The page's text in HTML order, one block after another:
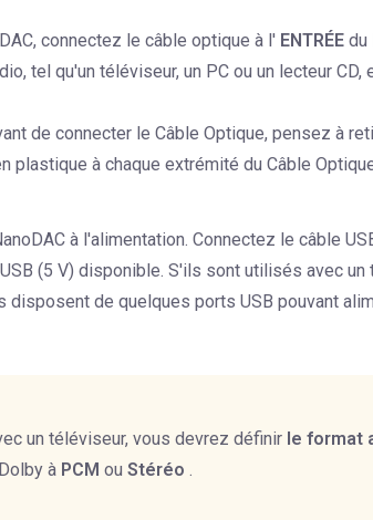
connectez le câble optique à l' ENTRÉE du
tel qu'un téléviseur, un PC ou un lecteur CD,
de connecter le Câble Optique, pensez à
plastique à chaque extrémité du Câble
à l'alimentation. Connectez le câble
(5 V) disponible. S'ils sont utilisés avec un
disposent de quelques ports USB pouvant
un téléviseur, vous devrez définir le format
à PCM ou Stéréo .